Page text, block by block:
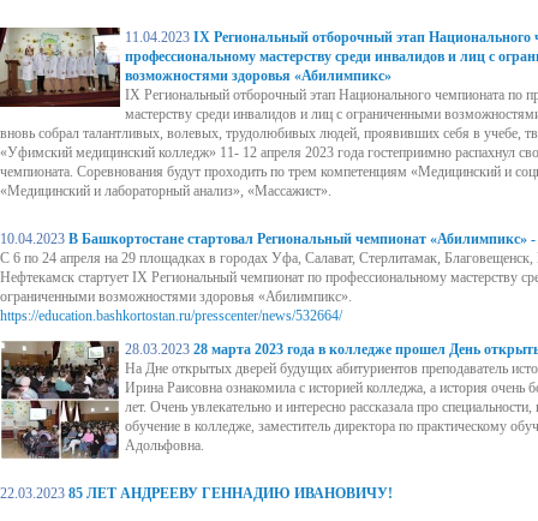
11.04.2023 IX Региональный отборочный этап Национального
профессиональному мастерству среди инвалидов и лиц с
возможностями здоровья «Абилимпикс»
IX Региональный отборочный этап Национального чемпионата по
мастерству среди инвалидов и лиц с ограниченными
вновь собрал талантливых, волевых, трудолюбивых людей, проявивших себя в учебе,
«Уфимский медицинский колледж» 11- 12 апреля 2023 года гостеприимно распахнул
чемпионата. Соревнования будут проходить по трем компетенциям «Медицинский и
«Медицинский и лабораторный анализ», «Массажист».
10.04.2023 В Башкортостане стартовал Региональный чемпионат «Абилимпикс» -
С 6 по 24 апреля на 29 площадках в городах Уфа, Салават, Стерлитамак,
Нефтекамск стартует IХ Региональный чемпионат по профессиональному мастерству
ограниченными возможностями здоровья «Абилимпикс».
https://education.bashkortostan.ru/presscenter/news/532664/
28.03.2023 28 марта 2023 года в колледже прошел День
На Дне открытых дверей будущих абитуриентов преподаватель
Ирина Раисовна ознакомила с историей колледжа, а история очень
лет. Очень увлекательно и интересно рассказала про
обучение в колледже, заместитель директора по практическому
Адольфовна.
22.03.2023 85 ЛЕТ АНДРЕЕВУ ГЕННАДИЮ ИВАНОВИЧУ!